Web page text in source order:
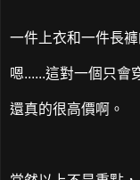
一件上衣和一件長
嗯......這對一個只會
還真的很高價啊。